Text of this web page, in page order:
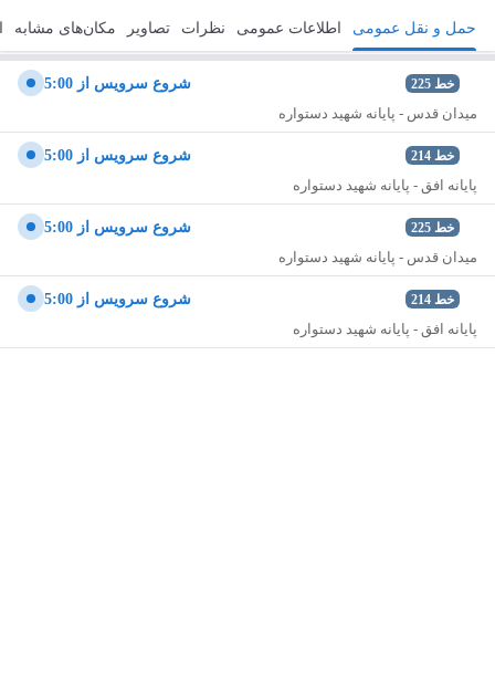
مسیریابی ذخیره ارسال حمل و نقل عمومی اطلاعات عمومی نظرات تصاویر مکان‌های مشابه
خط 225
شروع سرويس از 5:00
میدان قدس - پایانه شهید دستواره
خط 214
شروع سرويس از 5:00
پایانه افق - پایانه شهید دستواره
خط 225
شروع سرويس از 5:00
میدان قدس - پایانه شهید دستواره
خط 214
شروع سرويس از 5:00
پایانه افق - پایانه شهید دستواره